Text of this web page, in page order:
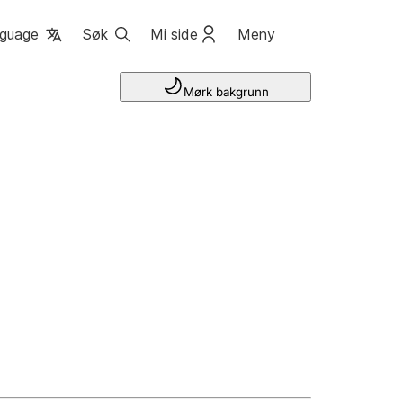
Søk Mi side Meny
Mørk bakgrunn